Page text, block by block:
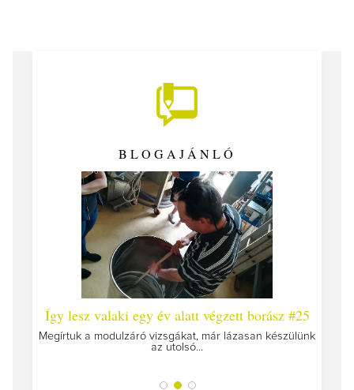
BLOGAJÁNLÓ
Így lesz valaki egy év alatt végzett borász #25
Megírtuk a modulzáró vizsgákat, már lázasan készülünk
az utolsó...